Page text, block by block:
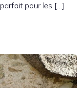
pour les […]